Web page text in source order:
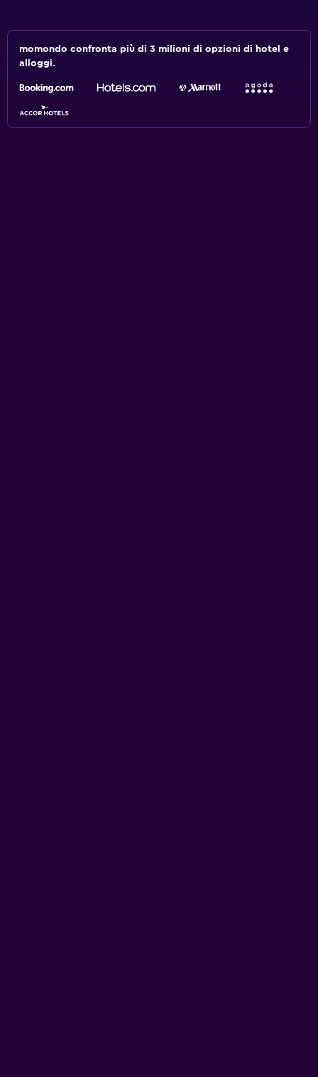
momondo confronta più di 3 milioni di opzioni di hotel e
alloggi.